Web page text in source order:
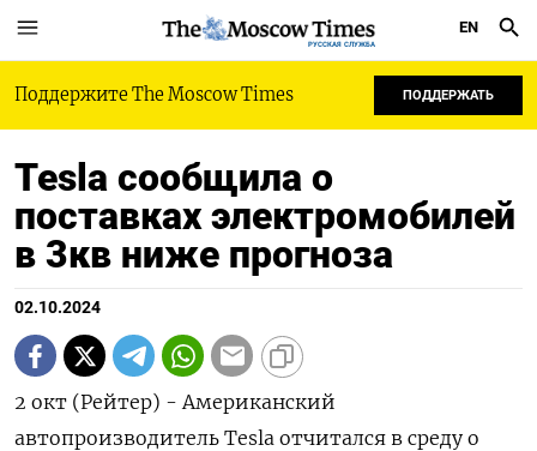
РУССКАЯ СЛУЖБА
EN
Поддержите The Moscow Times ПОДДЕРЖАТЬ
Tesla сообщила о
поставках электромобилей
в 3кв ниже прогноза
02.10.2024
2 окт (Рейтер) - Американский
автопроизводитель Tesla отчитался в среду о